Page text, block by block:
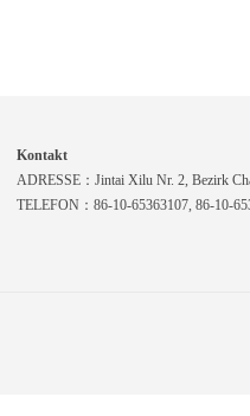
Kontakt
ADRESSE：Jintai Xilu Nr. 2, Bezirk
TELEFON：86-10-65363107, 86-10-